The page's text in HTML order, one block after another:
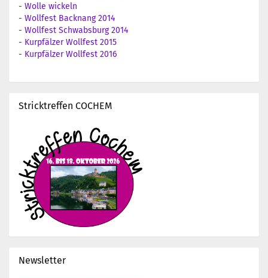
- Wolle wickeln
- Wollfest Backnang 2014
- Wollfest Schwabsburg 2014
- Kurpfälzer Wollfest 2015
- Kurpfälzer Wollfest 2016
Stricktreffen COCHEM
Newsletter